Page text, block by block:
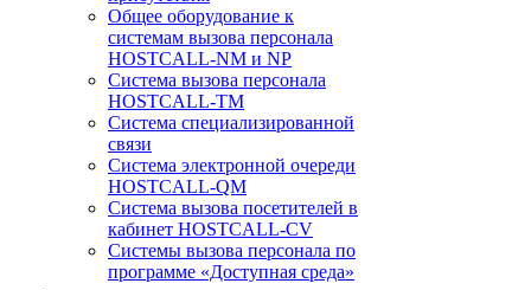
Общее оборудование к
системам вызова персонала
HOSTCALL-NM и NP
Система вызова персонала
HOSTCALL-TM
Система специализированной
связи
Система электронной очереди
HOSTCALL-QM
Cистема вызова посетителей в
кабинет HOSTCALL-CV
Системы вызова персонала по
программе «Доступная среда»